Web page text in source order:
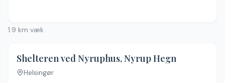
1.9 km væk
Shelteren ved Nyruphus, Nyrup Hegn
Helsingør